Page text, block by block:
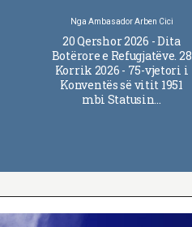
Nga Ambasador Arben Cici
20 Qershor 2026 - Dita
Botërore e Refugjatëve. 28
Korrik 2026 - 75-vjetori i
Konventës së vitit 1951
mbi Statusin…